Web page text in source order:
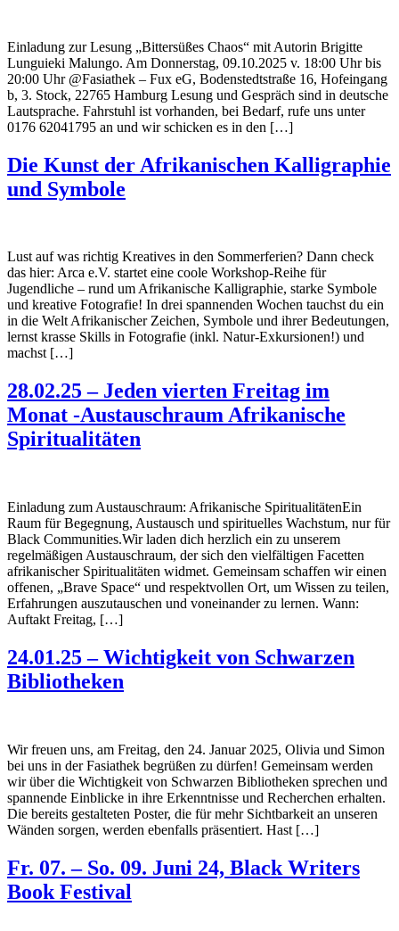
Einladung zur Lesung „Bittersüßes Chaos“ mit Autorin Brigitte
Lunguieki Malungo. Am Donnerstag, 09.10.2025 v. 18:00 Uhr bis
20:00 Uhr @Fasiathek – Fux eG, Bodenstedtstraße 16, Hofeingang
b, 3. Stock, 22765 Hamburg Lesung und Gespräch sind in deutsche
Lautsprache. Fahrstuhl ist vorhanden, bei Bedarf, rufe uns unter
0176 62041795 an und wir schicken es in den […]
Die Kunst der Afrikanischen Kalligraphie
und Symbole
Lust auf was richtig Kreatives in den Sommerferien? Dann check
das hier: Arca e.V. startet eine coole Workshop-Reihe für
Jugendliche – rund um Afrikanische Kalligraphie, starke Symbole
und kreative Fotografie! In drei spannenden Wochen tauchst du ein
in die Welt Afrikanischer Zeichen, Symbole und ihrer Bedeutungen,
lernst krasse Skills in Fotografie (inkl. Natur-Exkursionen!) und
machst […]
28.02.25 – Jeden vierten Freitag im
Monat -Austauschraum Afrikanische
Spiritualitäten
Einladung zum Austauschraum: Afrikanische SpiritualitätenEin
Raum für Begegnung, Austausch und spirituelles Wachstum, nur für
Black Communities.Wir laden dich herzlich ein zu unserem
regelmäßigen Austauschraum, der sich den vielfältigen Facetten
afrikanischer Spiritualitäten widmet. Gemeinsam schaffen wir einen
offenen, „Brave Space“ und respektvollen Ort, um Wissen zu teilen,
Erfahrungen auszutauschen und voneinander zu lernen. Wann:
Auftakt Freitag, […]
24.01.25 – Wichtigkeit von Schwarzen
Bibliotheken
Wir freuen uns, am Freitag, den 24. Januar 2025, Olivia und Simon
bei uns in der Fasiathek begrüßen zu dürfen! Gemeinsam werden
wir über die Wichtigkeit von Schwarzen Bibliotheken sprechen und
spannende Einblicke in ihre Erkenntnisse und Recherchen erhalten.
Die bereits gestalteten Poster, die für mehr Sichtbarkeit an unseren
Wänden sorgen, werden ebenfalls präsentiert. Hast […]
Fr. 07. – So. 09. Juni 24, Black Writers
Book Festival